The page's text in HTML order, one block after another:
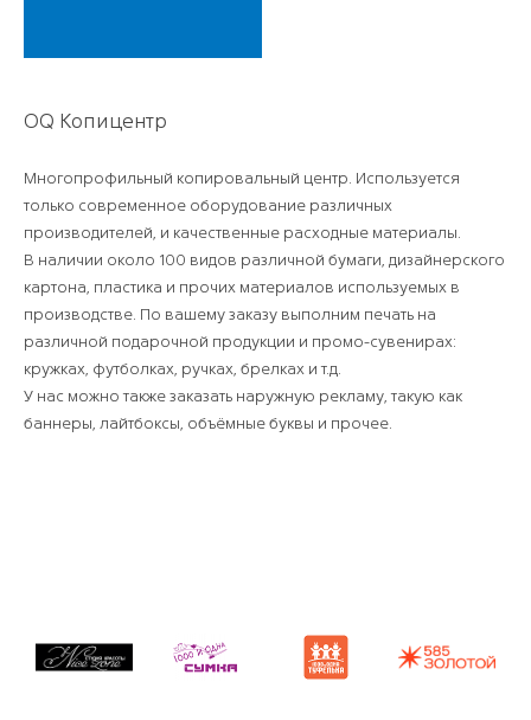
OQ Копицентр
Многопрофильный копировальный центр. Используется
только современное оборудование различных
производителей, и качественные расходные материалы.
В наличии около 100 видов различной бумаги, дизайнерского
картона, пластика и прочих материалов используемых в
производстве. По вашему заказу выполним печать на
различной подарочной продукции и промо-сувенирах:
кружках, футболках, ручках, брелках и т.д.
У нас можно также заказать наружную рекламу, такую как
баннеры, лайтбоксы, объёмные буквы и прочее.